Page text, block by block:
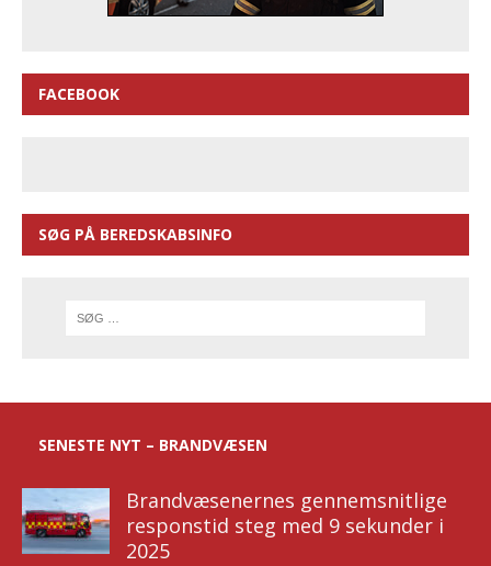
FACEBOOK
SØG PÅ BEREDSKABSINFO
SENESTE NYT – BRANDVÆSEN
Brandvæsenernes gennemsnitlige
responstid steg med 9 sekunder i
2025